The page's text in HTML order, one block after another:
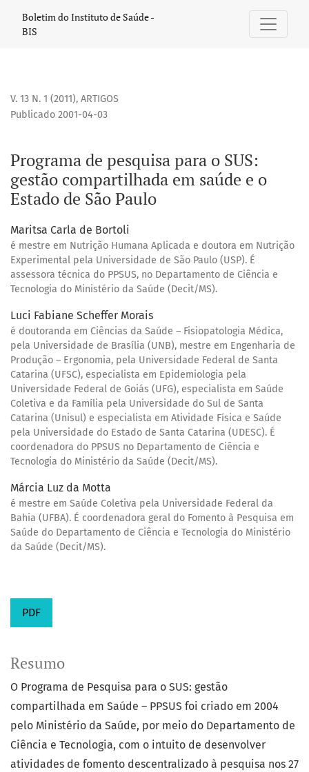
Programa de pesquisa para o SUS: gestão compartilhada
Boletim do Instituto de Saúde -
BIS
V. 13 N. 1 (2011), ARTIGOS
Programa de pesquisa para o SUS:
gestão compartilhada em saúde e o
Estado de São Paulo
Publicado 2001-04-03
Maritsa Carla de Bortoli
é mestre em Nutrição Humana Aplicada e doutora em Nutrição
Experimental pela Universidade de São Paulo (USP). É
assessora técnica do PPSUS, no Departamento de Ciência e
Tecnologia do Ministério da Saúde (Decit/MS).
Luci Fabiane Scheffer Morais
é doutoranda em Ciências da Saúde – Fisiopatologia Médica,
pela Universidade de Brasília (UNB), mestre em Engenharia de
Produção – Ergonomia, pela Universidade Federal de Santa
Catarina (UFSC), especialista em Epidemiologia pela
Universidade Federal de Goiás (UFG), especialista em Saúde
Coletiva e da Família pela Universidade do Sul de Santa
Catarina (Unisul) e especialista em Atividade Física e Saúde
pela Universidade do Estado de Santa Catarina (UDESC). É
coordenadora do PPSUS no Departamento de Ciência e
Tecnologia do Ministério da Saúde (Decit/MS).
Márcia Luz da Motta
é mestre em Saúde Coletiva pela Universidade Federal da
Bahia (UFBA). É coordenadora geral do Fomento à Pesquisa em
Saúde do Departamento de Ciência e Tecnologia do Ministério
da Saúde (Decit/MS).
PDF
Resumo
O Programa de Pesquisa para o SUS: gestão
compartilhada em Saúde – PPSUS foi criado em 2004
pelo Ministério da Saúde, por meio do Departamento de
Ciência e Tecnologia, com o intuito de desenvolver
atividades de fomento descentralizado à pesquisa nos 27